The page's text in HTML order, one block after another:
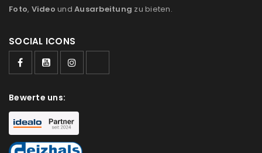
Foto, Video und Ausarbeitung zu bieten.
SOCIAL ICONS
Bewerte uns: